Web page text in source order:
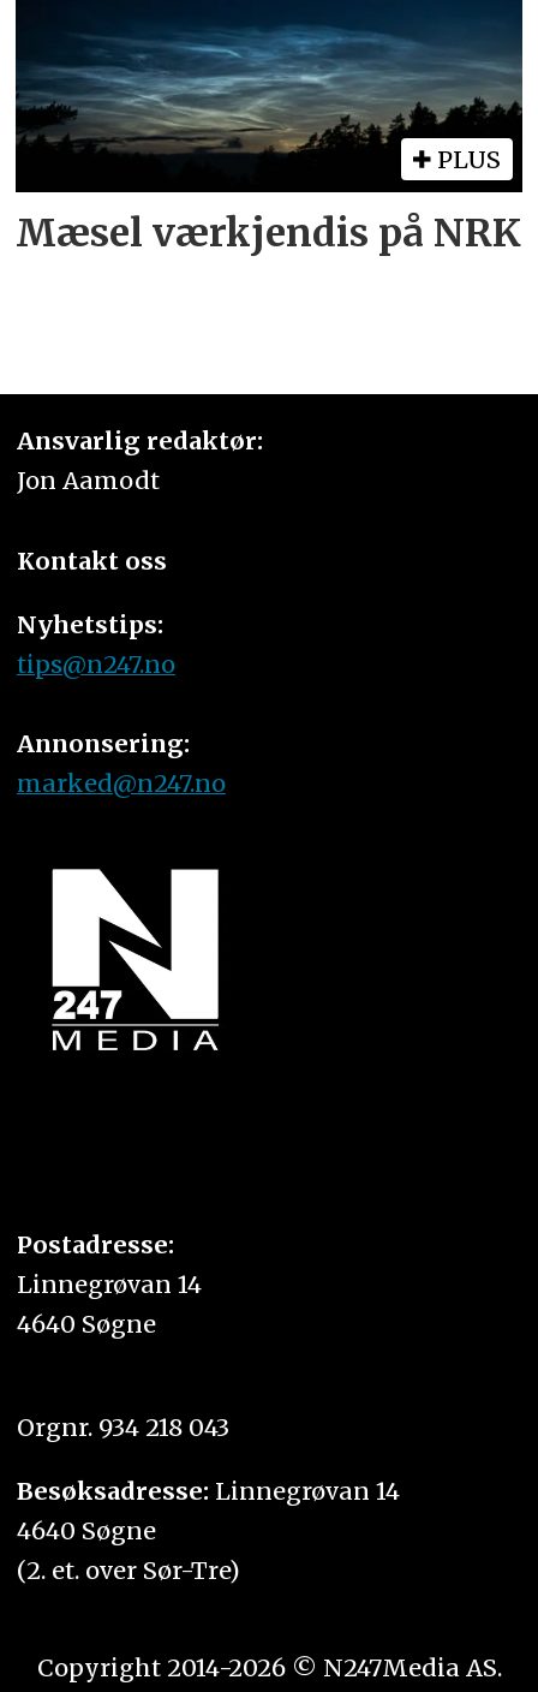
PLUS
Mæsel værkjendis på NRK
Ansvarlig redaktør:
Jon Aamodt
Kontakt oss
Nyhetstips:
tips@n247.no
Annonsering:
marked@n247.no
Postadresse:
Linnegrøvan 14
4640 Søgne
Orgnr. 934 218 043
Besøksadresse: Linnegrøvan 14
4640 Søgne
(2. et. over Sør-Tre)
Copyright 2014-2026 © N247Media AS.